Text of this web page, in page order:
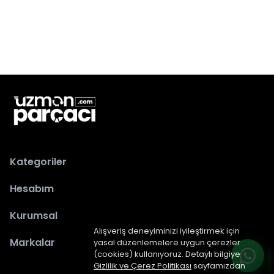
Alışveriş deneyiminizi iyileştirmek için
yasal düzenlemelere uygun çerezler
(cookies) kullanıyoruz. Detaylı bilgiye
Gizlilik ve Çerez Politikası sayfamızdan
Kategoriler
Hesabım
Kurumsal
Markalar